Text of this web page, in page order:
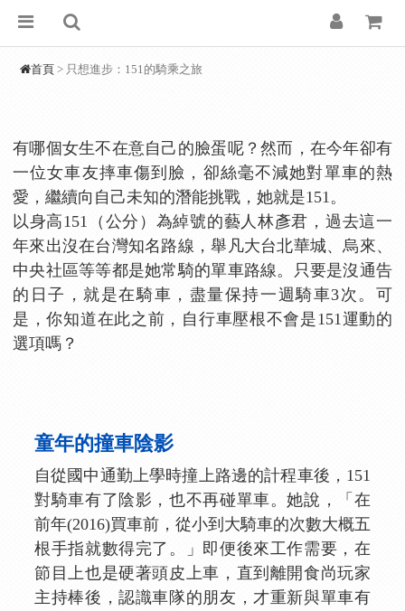
首頁 > 只想進步：151的騎乘之旅
有哪個女生不在意自己的臉蛋呢？然而，在今年卻有
一位女車友摔車傷到臉，卻絲毫不減她對單車的熱
愛，繼續向自己未知的潛能挑戰，她就是151。
以身高151（公分）為綽號的藝人林彥君，過去這一
年來出沒在台灣知名路線，舉凡大台北華城、烏來、
中央社區等等都是她常騎的單車路線。只要是沒通告
的日子，就是在騎車，盡量保持一週騎車3次。可
是，你知道在此之前，自行車壓根不會是151運動的
選項嗎？
童年的撞車陰影
自從國中通勤上學時撞上路邊的計程車後，151
對騎車有了陰影，也不再碰單車。她說，「在
前年(2016)買車前，從小到大騎車的次數大概五
根手指就數得完了。」即便後來工作需要，在
節目上也是硬著頭皮上車，直到離開食尚玩家
主持棒後，認識車隊的朋友，才重新與單車有